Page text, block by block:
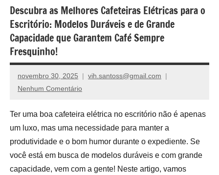
decisões
no
processo
de
compras,
venha
ver
nossos
Descubra as Melhores Cafeteiras Elétricas para o
Escritório: Modelos Duráveis e de Grande
Capacidade que Garantem Café Sempre
Fresquinho!
novembro 30, 2025
vih.santoss@gmail.com
Nenhum Comentário
Ter uma boa cafeteira elétrica no escritório não é apenas
um luxo, mas uma necessidade para manter a
produtividade e o bom humor durante o expediente. Se
você está em busca de modelos duráveis e com grande
capacidade, vem com a gente! Neste artigo, vamos